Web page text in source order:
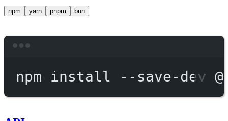
npm yarn pnpm bun
npm install --save-dev